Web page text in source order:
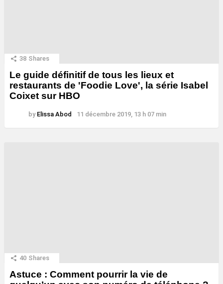
38 Shares
Le guide définitif de tous les lieux et
restaurants de 'Foodie Love', la série Isabel
Coixet sur HBO
by Elissa Abod 11 décembre 2019, 13 h 07 min
40 Shares
Astuce : Comment pourrir la vie de